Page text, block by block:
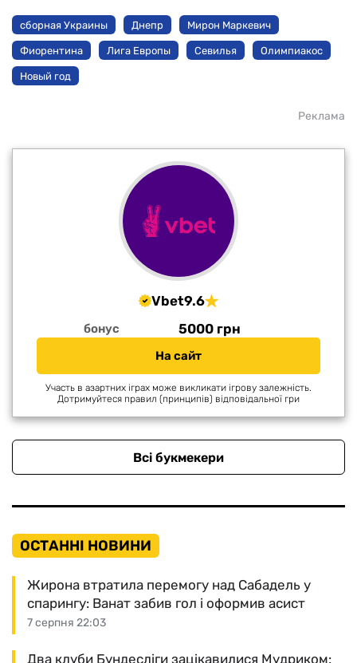
сборная Украины Днепр Мирон Маркевич
Фиорентина Лига Европы Севилья Олимпиакос
Новый год
Реклама
Vbet9.6
бонус 5000 грн
На сайт
Участь в азартних іграх може викликати ігрову залежність.
Дотримуйтеся правил (принципів) відповідальної гри
Всі букмекери
ОСТАННІ НОВИНИ
7 серпня 22:03
Жирона втратила перемогу над Сабадель у
спарингу: Ванат забив гол і оформив асист
Два клуби Бундесліги зацікавилися Мудриком: